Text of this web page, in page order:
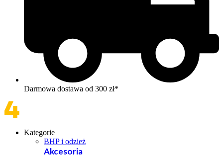
Darmowa dostawa od 300 zł*
Kategorie
BHP i odzież
Akcesoria